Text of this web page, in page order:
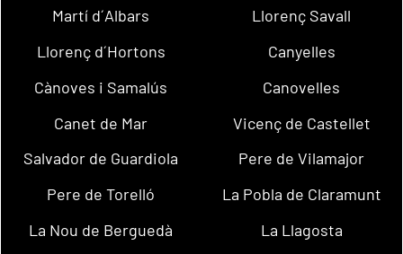
Martí d´Albars
Llorenç Savall
Llorenç d´Hortons
Canyelles
Cànoves i Samalús
Canovelles
Canet de Mar
Vicenç de Castellet
Salvador de Guardiola
Pere de Vilamajor
Pere de Torelló
La Pobla de Claramunt
La Nou de Berguedà
La Llagosta